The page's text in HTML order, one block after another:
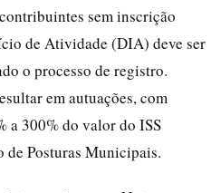
sem inscrição
de Atividade (DIA) deve ser
o processo de registro.
em autuações, com
a 300% do valor do ISS
Posturas Municipais.